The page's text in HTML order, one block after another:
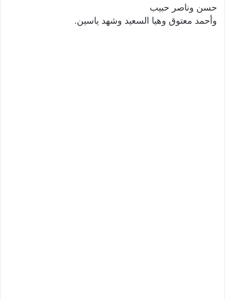
حسن وناصر حبيب
وأحمد معتوق وهيا السعيد وشهد ياسين.